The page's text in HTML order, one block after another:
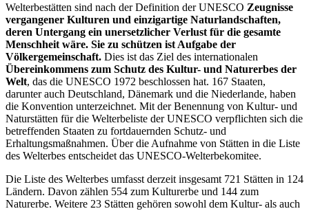
Welterbestätten sind nach der Definition der UNESCO Zeugnisse
vergangener Kulturen und einzigartige Naturlandschaften,
deren Untergang ein unersetzlicher Verlust für die gesamte
Menschheit wäre. Sie zu schützen ist Aufgabe der
Völkergemeinschaft. Dies ist das Ziel des internationalen
Übereinkommens zum Schutz des Kultur- und Naturerbes der
Welt, das die UNESCO 1972 beschlossen hat. 167 Staaten,
darunter auch Deutschland, Dänemark und die Niederlande, haben
die Konvention unterzeichnet. Mit der Benennung von Kultur- und
Naturstätten für die Welterbeliste der UNESCO verpflichten sich die
betreffenden Staaten zu fortdauernden Schutz- und
Erhaltungsmaßnahmen. Über die Aufnahme von Stätten in die Liste
des Welterbes entscheidet das UNESCO-Welterbekomitee.
Die Liste des Welterbes umfasst derzeit insgesamt 721 Stätten in 124
Ländern. Davon zählen 554 zum Kulturerbe und 144 zum
Naturerbe. Weitere 23 Stätten gehören sowohl dem Kultur- als auch